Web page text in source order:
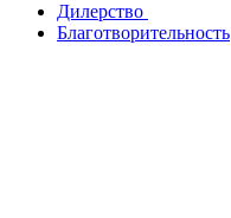
Дилерство
Благотворительность